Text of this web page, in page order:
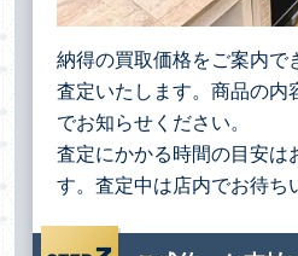
納得の買取価格をご案内で
査定いたします。商品の内
でお知らせください。
査定にかかる時間の目安は
す。査定中は店内でお待ち